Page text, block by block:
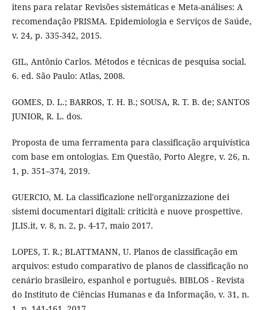
itens para relatar Revisões sistemáticas e Meta-análises: A
recomendação PRISMA. Epidemiologia e Serviços de Saúde,
v. 24, p. 335-342, 2015.
GIL, Antônio Carlos. Métodos e técnicas de pesquisa social.
6. ed. São Paulo: Atlas, 2008.
GOMES, D. L.; BARROS, T. H. B.; SOUSA, R. T. B. de; SANTOS
JUNIOR, R. L. dos.
Proposta de uma ferramenta para classificação arquivística
com base em ontologias. Em Questão, Porto Alegre, v. 26, n.
1, p. 351–374, 2019.
GUERCIO, M. La classificazione nell'organizzazione dei
sistemi documentari digitali: criticità e nuove prospettive.
JLIS.it, v. 8, n. 2, p. 4-17, maio 2017.
LOPES, T. R.; BLATTMANN, U. Planos de classificação em
arquivos: estudo comparativo de planos de classificação no
cenário brasileiro, espanhol e português. BIBLOS - Revista
do Instituto de Ciências Humanas e da Informação, v. 31, n.